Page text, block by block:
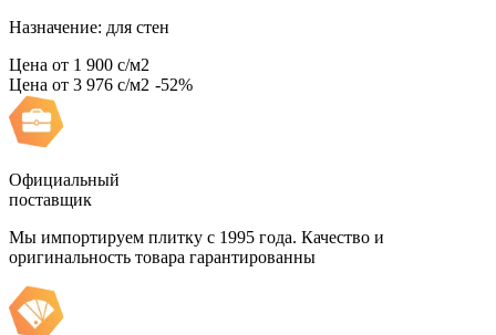
Назначение: для стен
Цена от 1 900 c/м2
Цена от 3 976 c/м2 -52%
Официальный
поставщик
Мы импортируем плитку с 1995 года. Качество и
оригинальность товара гарантированны